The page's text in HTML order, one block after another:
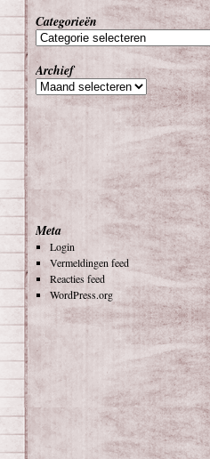
Categorieën
Archief
Meta
Login
Vermeldingen feed
Reacties feed
WordPress.org